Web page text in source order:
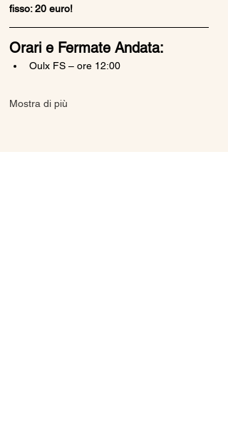
fisso: 20 euro!
Orari e Fermate Andata:
Oulx FS – ore 12:00
Mostra di più